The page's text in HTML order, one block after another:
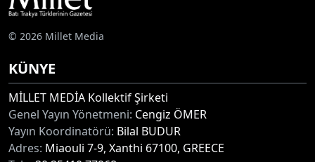
© 2026 Millet Media
KÜNYE
MİLLET MEDİA Kollektif Şirketi
Genel Yayın Yönetmeni: Cengiz ÖMER
Yayın Koordinatörü: Bilal BUDUR
Adres: Miaouli 7-9, Xanthi 67100, GREECE